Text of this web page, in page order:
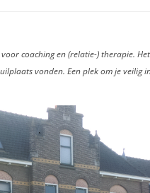
coaching en (relatie-) therapie.
vonden. Een plek om je veilig